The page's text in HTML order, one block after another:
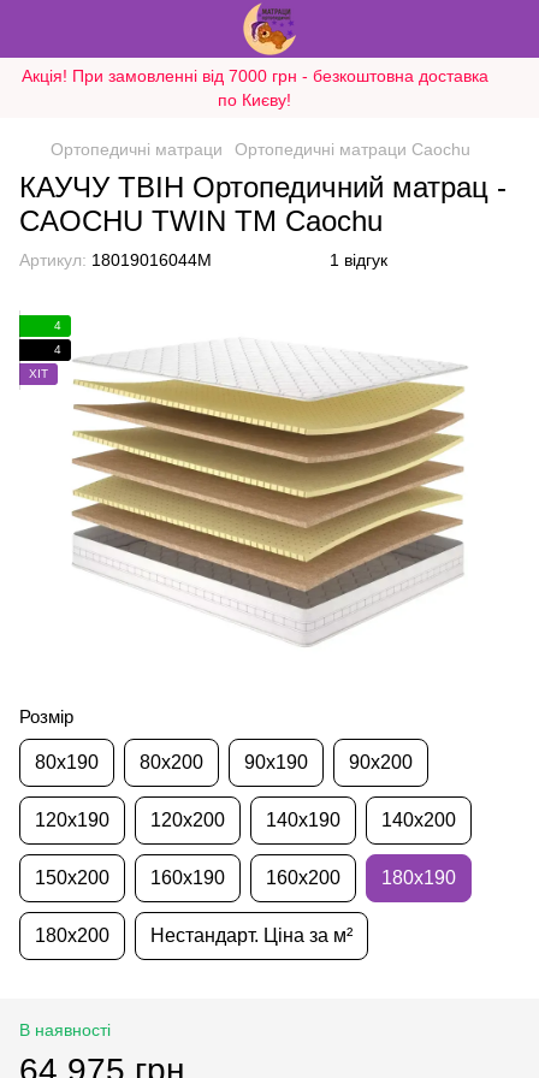
Акція! При замовленні від 7000 грн - безкоштовна доставка
по Києву!
Ортопедичні матраци Ортопедичні матраци Caochu
КАУЧУ ТВІН Ортопедичний матрац -
CAOCHU TWIN ТМ Caochu
Артикул: 18019016044M 1 відгук
4
4
ХІТ
Розмір
80х190 80х200 90х190 90х200
120х190 120х200 140х190 140х200
150х200 160х190 160х200 180х190
180х200 Нестандарт. Ціна за м²
В наявності
64 975 грн